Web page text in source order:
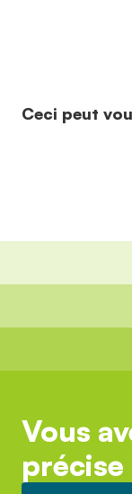
Ceci peut
Vous
précise